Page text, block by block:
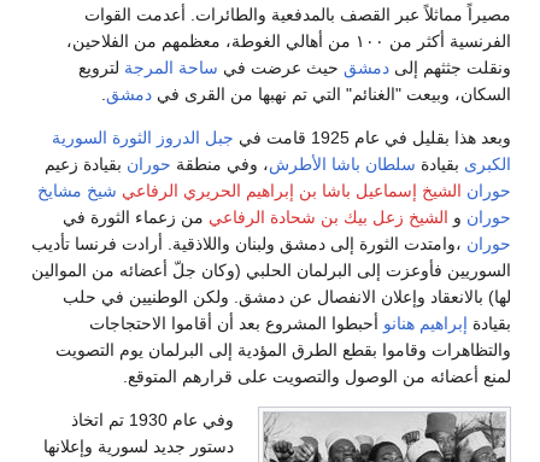
مصيراً مماثلاً عبر القصف بالمدفعية والطائرات. أعدمت القوات
الفرنسية أكثر من ١٠٠ من أهالي الغوطة، معظمهم من الفلاحين،
ونقلت جثثهم إلى دمشق حيث عرضت في ساحة المرجة لترويع
السكان، وبيعت "الغنائم" التي تم نهبها من القرى في دمشق
وبعد هذا بقليل في عام 1925 قامت في جبل الدروز الثورة السورية
الكبرى بقيادة سلطان باشا الأطرش، وفي منطقة حوران بقيادة زعيم
حوران الشيخ إسماعيل باشا بن إبراهيم الحريري الرفاعي شيخ مشايخ
حوران و الشيخ زعل بيك بن شحادة الرفاعي من زعماء الثورة في
حوران ،وامتدت الثورة إلى دمشق ولبنان واللاذقية. أرادت فرنسا تأديب
السوريين فأوعزت إلى البرلمان الحلبي (وكان جلّ أعضائه من الموالين
لها) بالانعقاد وإعلان الانفصال عن دمشق. ولكن الوطنيين في حلب
بقيادة إبراهيم هنانو أحبطوا المشروع بعد أن أقاموا الاحتجاجات
والتظاهرات وقاموا بقطع الطرق المؤدية إلى البرلمان يوم التصويت
لمنع أعضائه من الوصول والتصويت على قرارهم المتوقع.
وفي عام 1930 تم اتخاذ
دستور جديد لسورية وإعلانها